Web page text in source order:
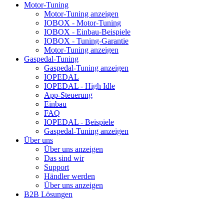
Motor-Tuning
Motor-Tuning anzeigen
IOBOX - Motor-Tuning
IOBOX - Einbau-Beispiele
IOBOX - Tuning-Garantie
Motor-Tuning anzeigen
Gaspedal-Tuning
Gaspedal-Tuning anzeigen
IOPEDAL
IOPEDAL - High Idle
App-Steuerung
Einbau
FAQ
IOPEDAL - Beispiele
Gaspedal-Tuning anzeigen
Über uns
Über uns anzeigen
Das sind wir
Support
Händler werden
Über uns anzeigen
B2B Lösungen